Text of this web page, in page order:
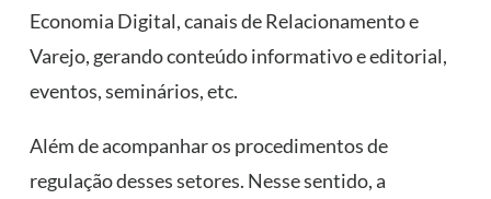
Economia Digital, canais de Relacionamento e
Varejo, gerando conteúdo informativo e editorial,
eventos, seminários, etc.
Além de acompanhar os procedimentos de
regulação desses setores. Nesse sentido, a